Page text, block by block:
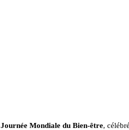
Journée Mondiale du Bien-être,